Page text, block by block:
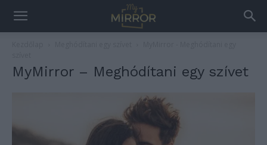
MyMirror – Meghódítani egy szívet